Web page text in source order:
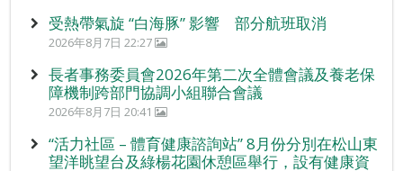
受熱帶氣旋 “白海豚” 影響 部分航班取消
2026年8月7日 22:27
長者事務委員會2026年第二次全體會議及養老保
障機制跨部門協調小組聯合會議
2026年8月7日 20:41
“活力社區 – 體育健康諮詢站” 8月份分別在松山東
望洋眺望台及綠楊花園休憩區舉行，設有健康資